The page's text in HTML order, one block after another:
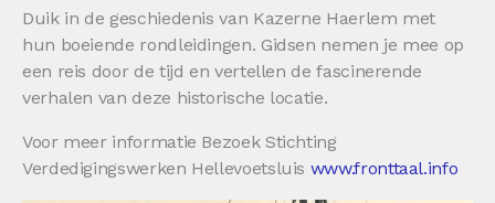
Duik in de geschiedenis van Kazerne Haerlem met
hun boeiende rondleidingen. Gidsen nemen je mee op
een reis door de tijd en vertellen de fascinerende
verhalen van deze historische locatie.
Voor meer informatie Bezoek Stichting
Verdedigingswerken Hellevoetsluis www.fronttaal.info